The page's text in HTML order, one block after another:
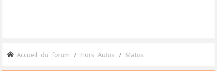
Accueil du forum Hors Autos Matos